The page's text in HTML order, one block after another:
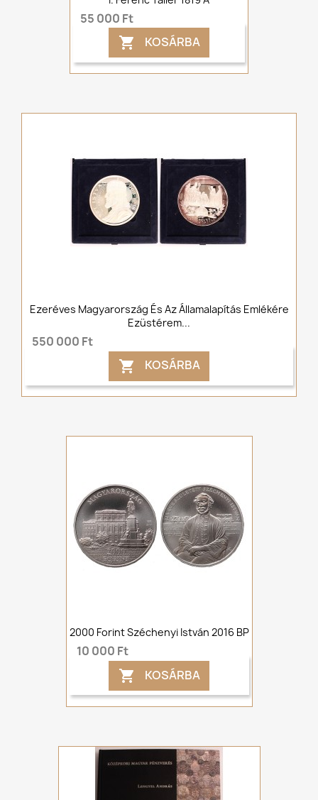
55 000 Ft
 KOSÁRBA
Ezeréves Magyarország És Az Államalapítás Emlékére
Ezüstérem...
550 000 Ft
 KOSÁRBA
2000 Forint Széchenyi István 2016 BP
10 000 Ft
 KOSÁRBA